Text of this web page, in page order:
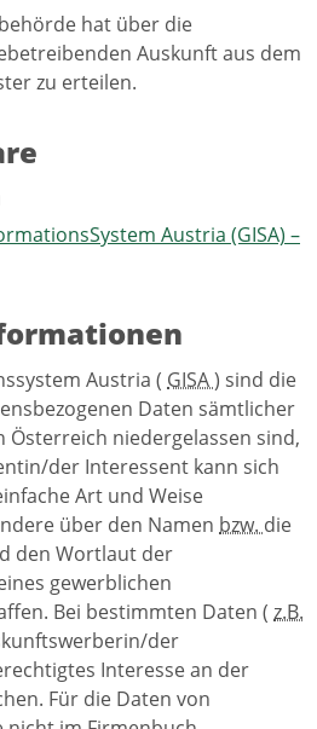
hat über die
Auskunft aus dem
zu erteilen.
Austria (GISA) –
Austria ( GISA) sind die
Daten sämtlicher
Österreich niedergelassen sind,
der Interessent kann sich
Art und Weise
über den Namen bzw. die
den Wortlaut der
gewerblichen
Bei bestimmten Daten ( z.B.
der
Interesse an der
Für die Daten von